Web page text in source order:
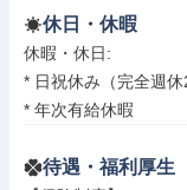
休日・休暇
休暇・休日:
* 日祝休み（完全週休
* 年次有給休暇
待遇・福利厚生